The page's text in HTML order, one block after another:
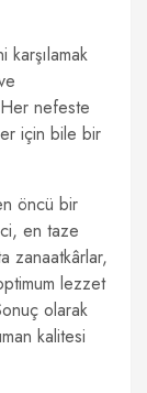
nefeste
için bile bir
öncü bir
en taze
zanaatkârlar,
lezzet
olarak
kalitesi